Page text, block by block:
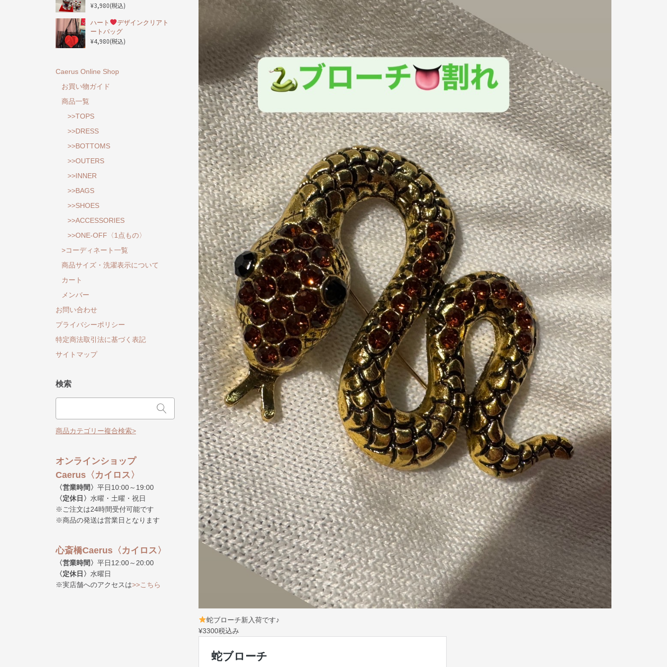
蛇ブローチ新入荷です♪
¥3300税込み
¥3,980(税込)
ハート
デザインクリアト
ートバッグ
¥4,980(税込)
Caerus Online Shop
お買い物ガイド
商品一覧
>>TOPS
>>DRESS
>>BOTTOMS
>>OUTERS
>>INNER
>>BAGS
>>SHOES
>>ACCESSORIES
>>ONE-OFF〈1点もの〉
>コーディネート一覧
商品サイズ・洗濯表示について
カート
メンバー
お問い合わせ
プライバシーポリシー
特定商法取引法に基づく表記
サイトマップ
検索
商品カテゴリー複合検索>
オンラインショップ
Caerus〈カイロス〉
〈営業時間〉 平日10:00～19:00
〈定休日〉 水曜・土曜・祝日
※ご注文は24時間受付可能です
※商品の発送は営業日となります
心斎橋Caerus〈カイロス〉
〈営業時間〉 平日12:00～20:00
〈定休日〉 水曜日
※実店舗へのアクセスは>>こちら